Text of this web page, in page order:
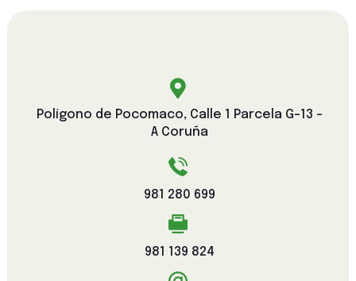

Polígono de Pocomaco, Calle 1 Parcela G-13 -
A Coruña
981 280 699
981 139 824